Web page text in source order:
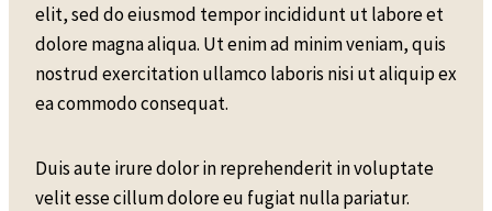
elit, sed do eiusmod tempor incididunt ut labore et
dolore magna aliqua. Ut enim ad minim veniam, quis
nostrud exercitation ullamco laboris nisi ut aliquip ex
ea commodo consequat.
Duis aute irure dolor in reprehenderit in voluptate
velit esse cillum dolore eu fugiat nulla pariatur.